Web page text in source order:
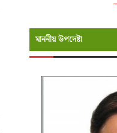
মাননীয় উপদেষ্টা